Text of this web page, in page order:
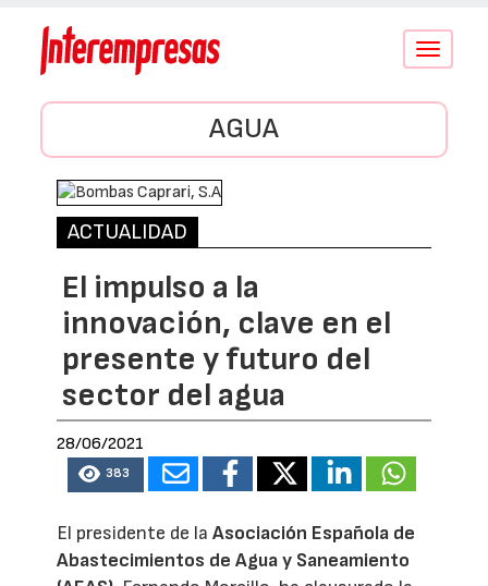
Conmutar
AGUA
ACTUALIDAD
El impulso a la
innovación, clave en el
presente y futuro del
sector del agua
28/06/2021
383
El presidente de laAsociación Española de
Abastecimientos de Agua y Saneamiento